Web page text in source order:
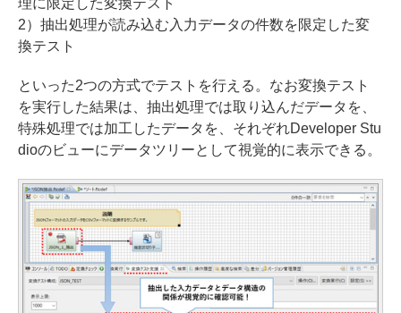
理に限定した変換テスト
2）抽出処理が読み込む入力データの件数を限定した変
換テスト
といった2つの方式でテストを行える。なお変換テスト
を実行した結果は、抽出処理では取り込んだデータを、
特殊処理では加工したデータを、それぞれDeveloper Stu
dioのビューにデータツリーとして視覚的に表示できる。